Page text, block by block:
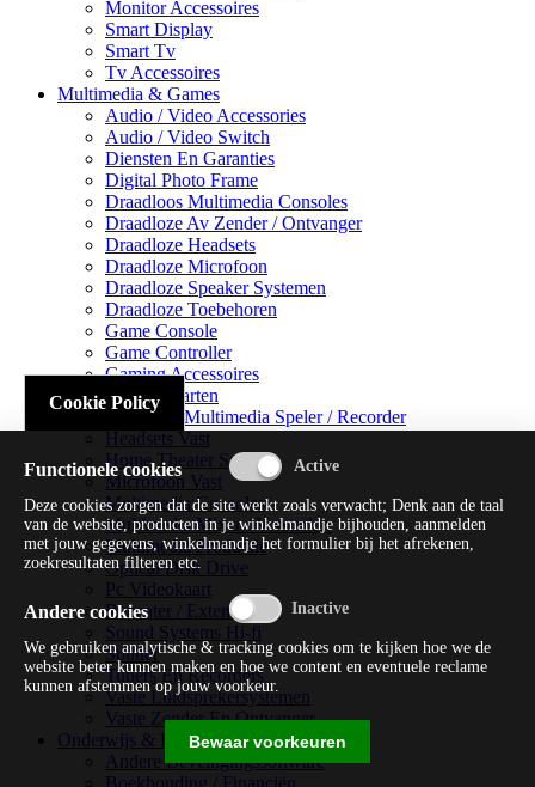
Monitor Accessoires
Smart Display
Smart Tv
Tv Accessoires
Multimedia & Games
Audio / Video Accessories
Audio / Video Switch
Diensten En Garanties
Digital Photo Frame
Draadloos Multimedia Consoles
Draadloze Av Zender / Ontvanger
Draadloze Headsets
Draadloze Microfoon
Draadloze Speaker Systemen
Draadloze Toebehoren
Game Console
Game Controller
Gaming Accessoires
Geluidskaarten
Handheld Multimedia Speler / Recorder
Headsets Vast
Home Theater Systems
Microfoon Vast
Multimedia Consoles
Multimedia Mixer / Versterker
Multimedia Productie
Optical Disk Drive
Pc Videokaart
Repeater / Extender
Sound Systems Hi-fi
Splitter
Tuners En Recorders
Vaste Luidsprekersystemen
Vaste Zender En Ontvanger
Onderwijs & Recreatie
Andere Beveiligingssoftware
Cookie Policy
Functionele cookies
Deze cookies zorgen dat de site werkt zoals verwacht; Denk aan de taal
van de website, producten in je winkelmandje bijhouden, aanmelden
met jouw gegevens, winkelmandje het formulier bij het afrekenen,
zoekresultaten filteren etc.
Andere cookies
We gebruiken analytische & tracking cookies om te kijken hoe we de
website beter kunnen maken en hoe we content en eventuele reclame
kunnen afstemmen op jouw voorkeur.
Bewaar voorkeuren